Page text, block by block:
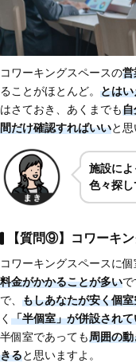
コワーキングスペースの営
ることがほとんど。 とは
はさておき、あくまでも自
間だけ確認すればいいと思
施設に
色々探し
【質問⑨】コワーキ
コワーキングスペースに個
料金がかかることが多い
で、 もしあなたが安く個
く 「半個室」が併設され
半個室であっても周囲の
きると思いますよ。